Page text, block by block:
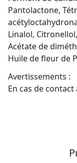
Pantolactone,
Linalol,
Acétate de
Huile de fleur de
Avertissements :
En cas de